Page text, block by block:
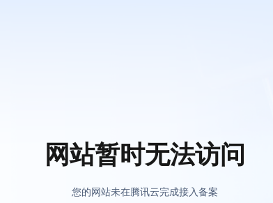
网站暂时无法访问
您的网站未在腾讯云完成接入备案